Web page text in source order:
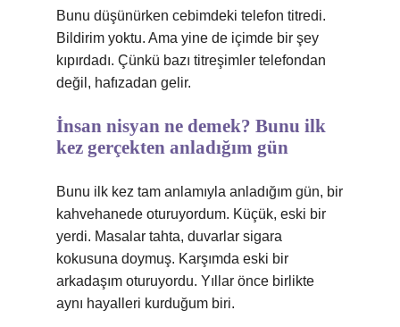
Bunu düşünürken cebimdeki telefon titredi.
Bildirim yoktu. Ama yine de içimde bir şey
kıpırdadı. Çünkü bazı titreşimler telefondan
değil, hafızadan gelir.
İnsan nisyan ne demek? Bunu ilk
kez gerçekten anladığım gün
Bunu ilk kez tam anlamıyla anladığım gün, bir
kahvehanede oturuyordum. Küçük, eski bir
yerdi. Masalar tahta, duvarlar sigara
kokusuna doymuş. Karşımda eski bir
arkadaşım oturuyordu. Yıllar önce birlikte
aynı hayalleri kurduğum biri.